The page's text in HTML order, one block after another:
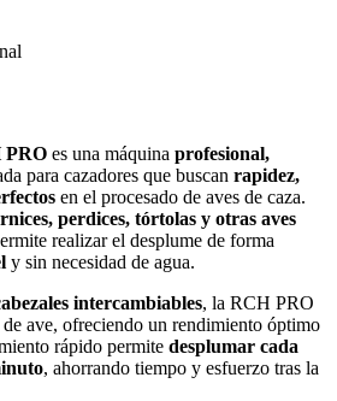
PRO es una máquina profesional,
para cazadores que buscan rapidez,
en el procesado de aves de caza.
perdices, tórtolas y otras aves
realizar el desplume de forma
y sin necesidad de agua.
intercambiables, la RCH PRO
de ave, ofreciendo un rendimiento óptimo
rápido permite desplumar cada
, ahorrando tiempo y esfuerzo tras la